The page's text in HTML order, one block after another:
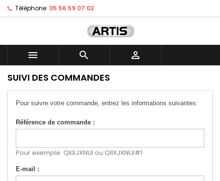
Téléphone: 05 56 59 07 02
  
SUIVI DES COMMANDES
Pour suivre votre commande, entrez les informations suivantes:
Référence de commande :
Pour exemple: QIIXJXNUI ou QIIXJXNUI#1
E-mail :